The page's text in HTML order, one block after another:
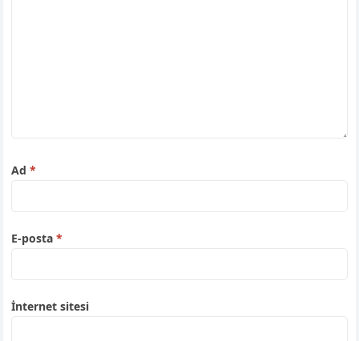
Ad*
E-posta*
İnternet sitesi